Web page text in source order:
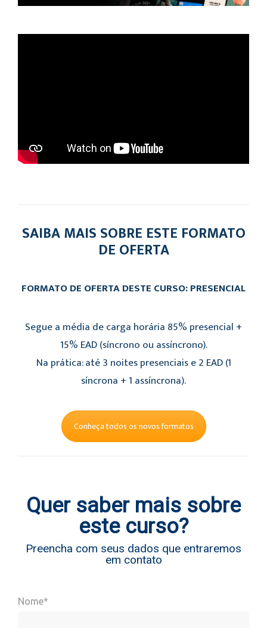
SAIBA MAIS SOBRE ESTE FORMATO
DE OFERTA
FORMATO DE OFERTA DESTE CURSO: PRESENCIAL
Segue a média de carga horária 85% presencial +
15% EAD (síncrono ou assíncrono).
Na prática: até 3 noites presenciais e 2 EAD (1
síncrona + 1 assíncrona).
Conheça todos os novos formatos
Quer saber mais sobre
este curso?
Preencha com seus dados que entraremos
em contato
Nome*